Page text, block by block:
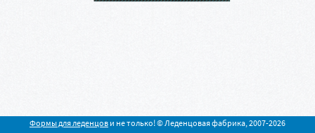
Формы для леденцов и не только! © Леденцовая фабрика, 2007-2026